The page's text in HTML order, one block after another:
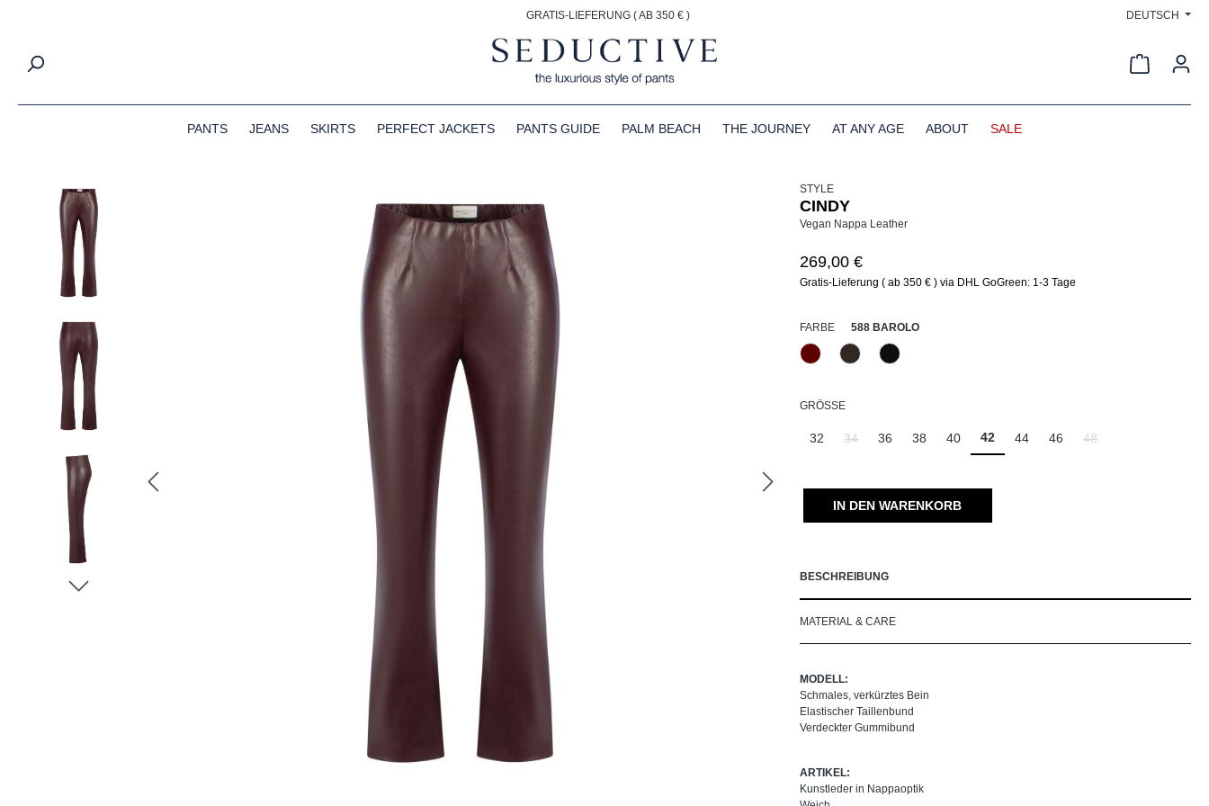
GRATIS-LIEFERUNG ( AB 350 € ) DEUTSCH
PANTS JEANS SKIRTS PERFECT JACKETS PANTS GUIDE PALM BEACH THE JOURNEY AT ANY AGE ABOUT SALE
Bildergalerie überspringen STYLE
CINDY
Vegan Nappa Leather
269,00 €
Gratis-Lieferung ( ab 350 € ) via DHL GoGreen: 1-3 Tage
FARBEAUSWÄHLEN
588 BAROLO
588 Barolo690 Dunkelbraun
990 Schwarz
GRÖSSE AUSWÄHLEN
32 34 36 38 40 42 44 46 48
IN DEN WARENKORB
BESCHREIBUNG
MATERIAL & CARE
MODELL:
Schmales, verkürztes Bein
Elastischer Taillenbund
Verdeckter Gummibund
ARTIKEL:
Kunstleder in Nappaoptik